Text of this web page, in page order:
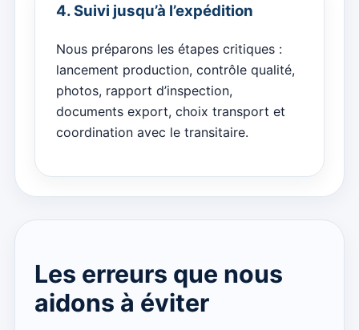
4. Suivi jusqu’à l’expédition
Nous préparons les étapes critiques :
lancement production, contrôle qualité,
photos, rapport d’inspection,
documents export, choix transport et
coordination avec le transitaire.
Les erreurs que nous
aidons à éviter